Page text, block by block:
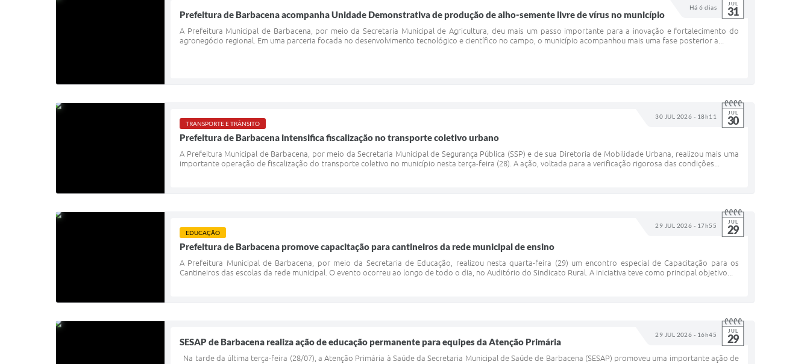
Há 6 dias JUL
31
Prefeitura de Barbacena acompanha Unidade Demonstrativa de produção de alho-semente livre de vírus no município
A Prefeitura Municipal de Barbacena, por meio da Secretaria Municipal de Agricultura, deu mais um passo importante para a inovação e fortalecimento do
agronegócio regional. Em uma parceria focada no desenvolvimento tecnológico e científico no campo, o município acompanhou mais uma fase posterior a...
30 JUL 2026 - 18h11 JUL
30
TRANSPORTE E TRÂNSITO
Prefeitura de Barbacena intensifica fiscalização no transporte coletivo urbano
A Prefeitura Municipal de Barbacena, por meio da Secretaria Municipal de Segurança Pública (SSP) e de sua Diretoria de Mobilidade Urbana, realizou mais uma
importante operação de fiscalização do transporte coletivo no município nesta terça-feira (28). A ação, voltada para a verificação rigorosa das condições...
29 JUL 2026 - 17h55 JUL
29
EDUCAÇÃO
Prefeitura de Barbacena promove capacitação para cantineiros da rede municipal de ensino
A Prefeitura Municipal de Barbacena, por meio da Secretaria de Educação, realizou nesta quarta-feira (29) um encontro especial de Capacitação para os
Cantineiros das escolas da rede municipal. O evento ocorreu ao longo de todo o dia, no Auditório do Sindicato Rural. A iniciativa teve como principal objetivo...
29 JUL 2026 - 16h45 JUL
29
SESAP de Barbacena realiza ação de educação permanente para equipes da Atenção Primária
Na tarde da última terça-feira (28/07), a Atenção Primária à Saúde da Secretaria Municipal de Saúde de Barbacena (SESAP) promoveu uma importante ação de